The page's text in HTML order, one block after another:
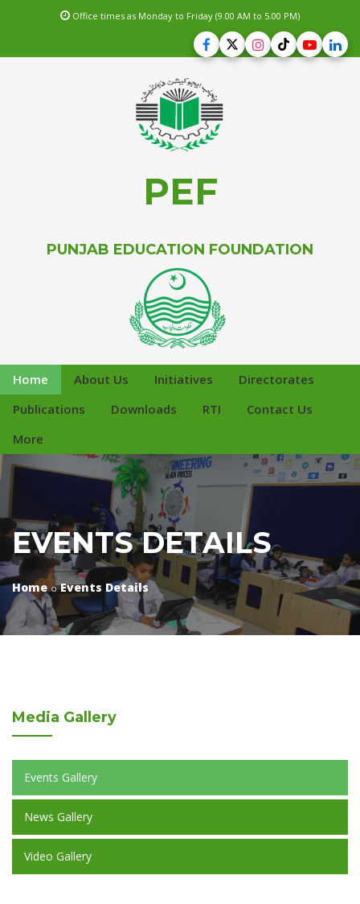
Office times as Monday to Friday (9.00 AM to 5.00 PM)
PEF
PUNJAB EDUCATION FOUNDATION
Home About Us Initiatives
Directorates
Publications
Downloads RTI
Contact Us
More
EVENTS DETAILS
Home Events Details
Media Gallery
Events Gallery
News Gallery
Video Gallery